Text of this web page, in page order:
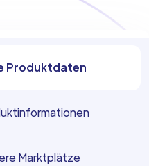
Produktdaten
Marktplätze